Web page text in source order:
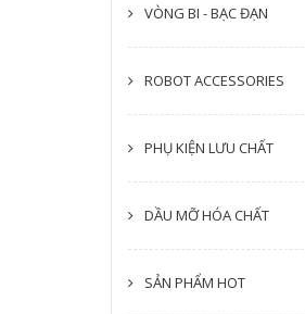
VÒNG BI - BẠC ĐẠN
ROBOT ACCESSORIES
PHỤ KIỆN LƯU CHẤT
DẦU MỠ HÓA CHẤT
SẢN PHẨM HOT